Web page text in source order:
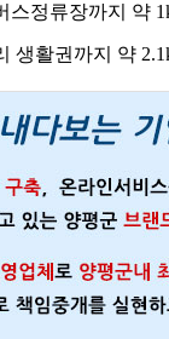
정류장까지 약
생활권까지 약